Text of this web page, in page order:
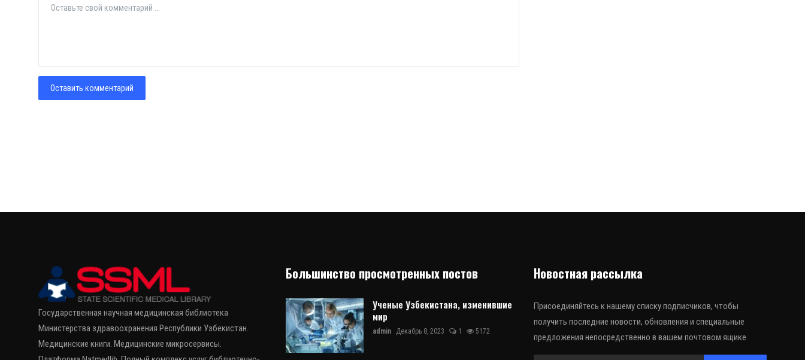
Оставить комментарий
Государственная научная медицинская библиотека
Министерства здравоохранения Республики Узбекистан.
Медицинские книги. Медицинские микросервисы.
Большинство просмотренных постов
Ученые Узбекистана, изменившие
мир
admin Декабрь 8, 2023 1 5172
Новостная рассылка
Присоединяйтесь к нашему списку подписчиков, чтобы
получить последние новости, обновления и специальные
предложения непосредственно в вашем почтовом ящике